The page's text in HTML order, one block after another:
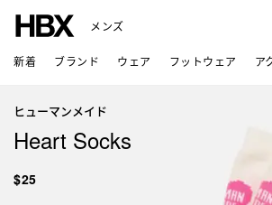
メンズ
新着 ブランド ウェア フットウェア ア
ヒューマンメイド
Heart Socks
$25